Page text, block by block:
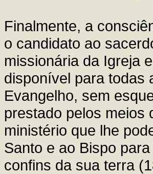
Finalmente, a
o candidato ao
missionária da Igreja
disponível para todas
Evangelho, sem
prestado pelos meios
ministério que lhe
Santo e ao Bispo
confins da sua terra